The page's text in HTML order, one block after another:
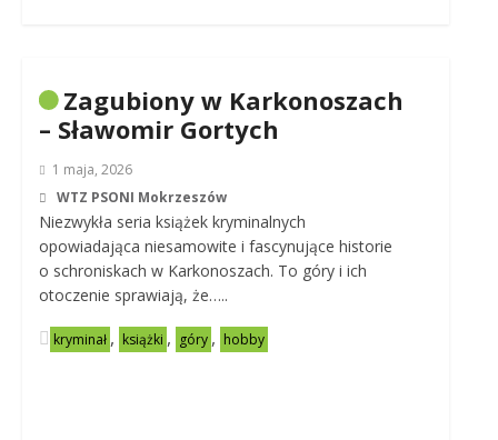
Zagubiony w Karkonoszach
– Sławomir Gortych
1 maja, 2026
WTZ PSONI Mokrzeszów
Niezwykła seria książek kryminalnych
opowiadająca niesamowite i fascynujące historie
o schroniskach w Karkonoszach. To góry i ich
otoczenie sprawiają, że…..
kryminał , książki , góry , hobby